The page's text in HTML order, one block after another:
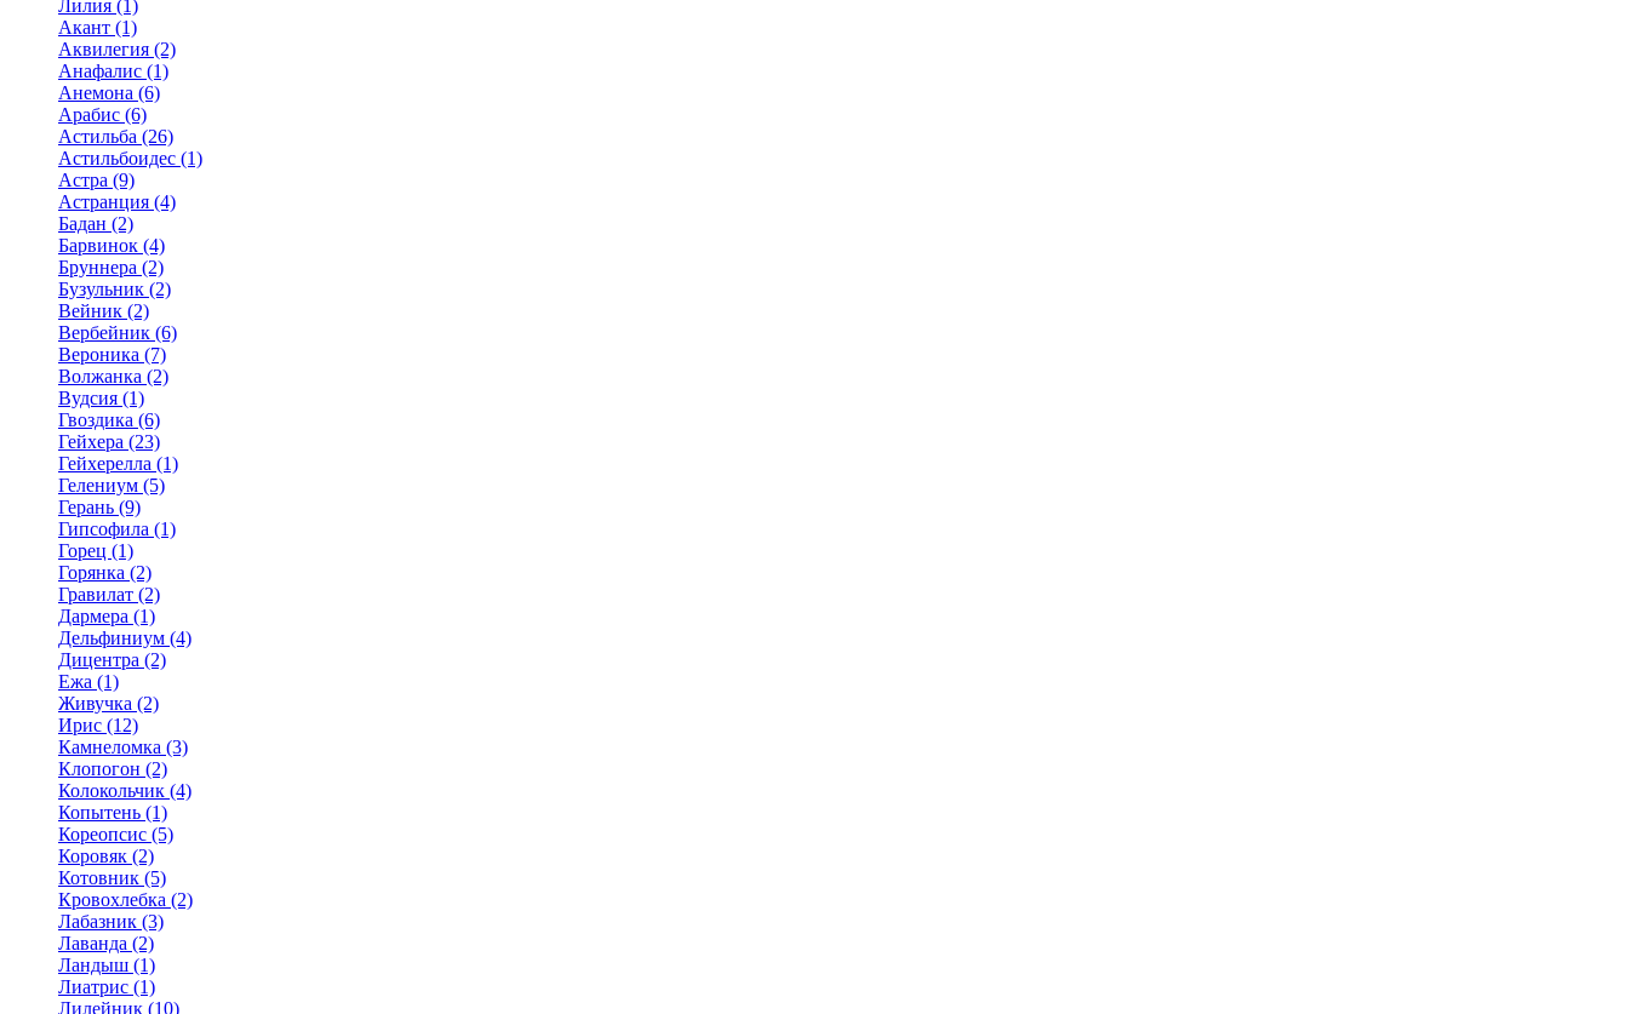
Лилия (1)
Акант (1)
Аквилегия (2)
Анафалис (1)
Анемона (6)
Арабис (6)
Астильба (26)
Астильбоидес (1)
Астра (9)
Астранция (4)
Бадан (2)
Барвинок (4)
Бруннера (2)
Бузульник (2)
Вейник (2)
Вербейник (6)
Вероника (7)
Волжанка (2)
Вудсия (1)
Гвоздика (6)
Гейхера (23)
Гейхерелла (1)
Гелениум (5)
Герань (9)
Гипсофила (1)
Горец (1)
Горянка (2)
Гравилат (2)
Дармера (1)
Дельфиниум (4)
Дицентра (2)
Ежа (1)
Живучка (2)
Ирис (12)
Камнеломка (3)
Клопогон (2)
Колокольчик (4)
Копытень (1)
Кореопсис (5)
Коровяк (2)
Котовник (5)
Кровохлебка (2)
Лабазник (3)
Лаванда (2)
Ландыш (1)
Лиатрис (1)
Лилейник (10)